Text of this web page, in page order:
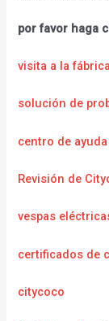
por favor haga
visita a la
solución de
centro de
Revisión de
vespas
certificados de
citycoco